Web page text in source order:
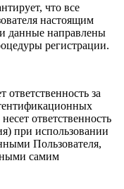
что все
настоящим
данные направлены
регистрации.
ответственность за
ответственность
при использовании
Пользователя,
самим